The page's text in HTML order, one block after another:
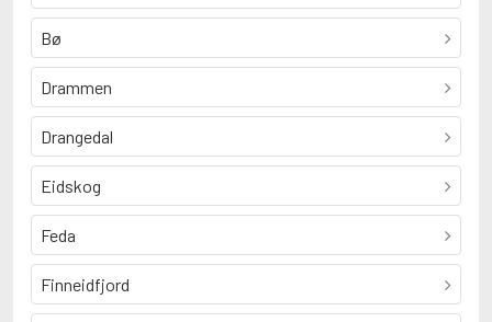
Bø
Drammen
Drangedal
Eidskog
Feda
Finneidfjord